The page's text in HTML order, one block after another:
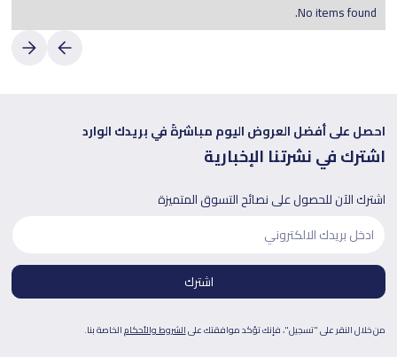
No items found.
احصل على أفضل العروض اليوم مباشرةً في بريدك الوارد
اشترك في نشرتنا الإخبارية
اشترك الآن للحصول على نصائح التسوق المتميزة
من خلال النقر على "تسجيل"، فإنك تؤكد موافقتك علىالشروط والأحكامالخاصة بنا.